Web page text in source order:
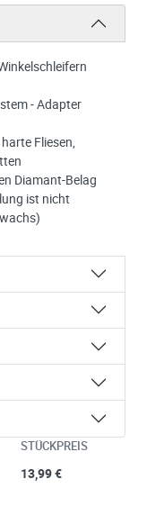
- Adapter
Fliesen,
Diamant-Belag
ist nicht
STÜCKPREIS
13,99 €